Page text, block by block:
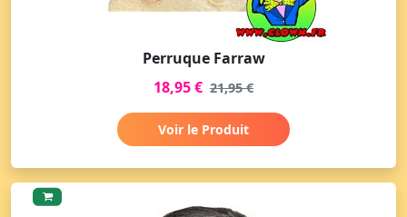
Perruque Farraw
18,95 € 21,95 €
Voir le Produit